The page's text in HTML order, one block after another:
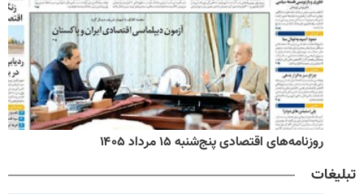
روزنامه‌های صبح پنج‌شنبه ۱۵ مرداد ۱۴۰۵
تبلیغات